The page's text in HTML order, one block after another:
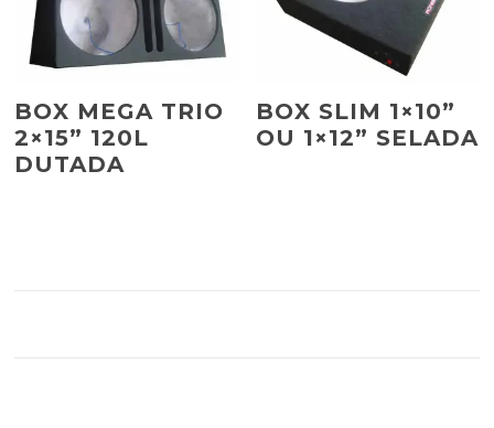
BOX MEGA TRIO
2×15” 120L
DUTADA
BOX SLIM 1×10”
OU 1×12” SELADA